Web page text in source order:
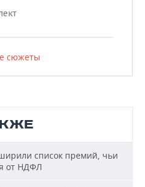
сюжеты
список премий, чьи
от НДФЛ